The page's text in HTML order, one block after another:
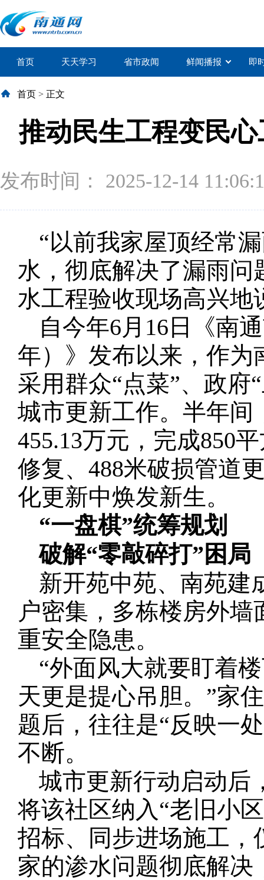
首页 天天学习 省市政闻 鲜闻播报 即
首页 > 正文
推动民生工程变民
发布时间： 2025-12-14
“以前我家屋顶经常
水，彻底解决了漏雨问
水工程验收现场高兴地
自今年6月16日《南
年）》发布以来，作为
采用群众“点菜”、政府
城市更新工作。半年间
455.13万元，完成850
修复、488米破损管道
化更新中焕发新生。
“一盘棋”统筹规划
破解“零敲碎打”困局
新开苑中苑、南苑建
户密集，多栋楼房外
重安全隐患。
“外面风大就要盯着
天更是提心吊胆。”家
题后，往往是“反映一
不断。
城市更新行动启动后
将该社区纳入“老旧小
招标、同步进场施工，
家的渗水问题彻底解决